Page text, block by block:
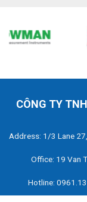
CÔNG TY
Address: 1/3 Lane
Office: 19 Van
Hotline: